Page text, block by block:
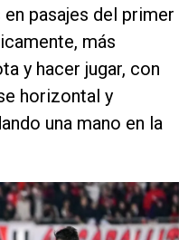
pasajes del primer
más
y hacer jugar, con
horizontal y
una mano en la